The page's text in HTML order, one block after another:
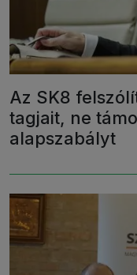
Az SK8
tagjait, ne
alapszabályt